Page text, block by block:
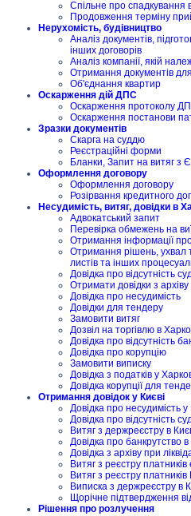
Спільне про спадкування в
Продовження терміну
Нерухомість, будівництво
Аналіз документів,
інших договорів
Аналіз компанії, якій
Отримання документів для
Об'єднання квартир
Оскарження дій ДПС
Оскарження протоколу
Оскарження постанови
Зразки документів
Скарга на суддю
Реєстраційні форми
Бланки, Запит на витяг
Оформлення договору
Оформлення договору
Розірвання кредитного
Несудимість, витяг, довідки в
Адвокатський запит
Перевірка обмежень на
Отримання інформації
Отримання рішень, ухвал
листів та інших
Довідка про відсутність
Отримати довідки з архіву
Довідка про несудимість
Довідки для тендеру
Замовити витяг
Дозвіл на торгівлю в
Довідка про відсутність
Довідка про корупцію
Замовити виписку
Довідка з податків у
Довідка корупції для
Отримання довідок у Києві
Довідка про несудимість у
Довідка про відсутність
Витяг з держреєстру в
Довідка про банкрутство в
Довідка з архіву при
Витяг з реєстру
Витяг з реєстру
Виписка з держреєстру в
Щорічне підтвердження
Рішення про розлучення